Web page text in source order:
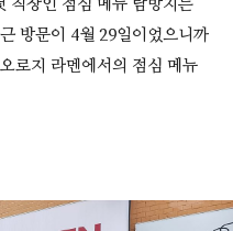
방문이 4월 29일이었으니까
로지 라멘에서의 점심 메뉴